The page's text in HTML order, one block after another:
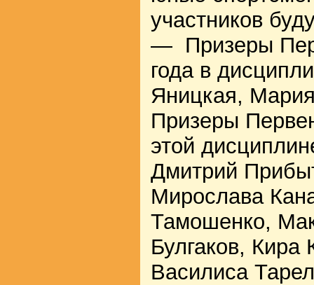
участников
— Призеры
года в
Яницкая,
Призеры
этой
Дмитрий
Мирослава
Тамошенко,
Булгаков, Кира
Василиса